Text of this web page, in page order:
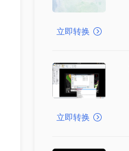
立即转换
立即转换